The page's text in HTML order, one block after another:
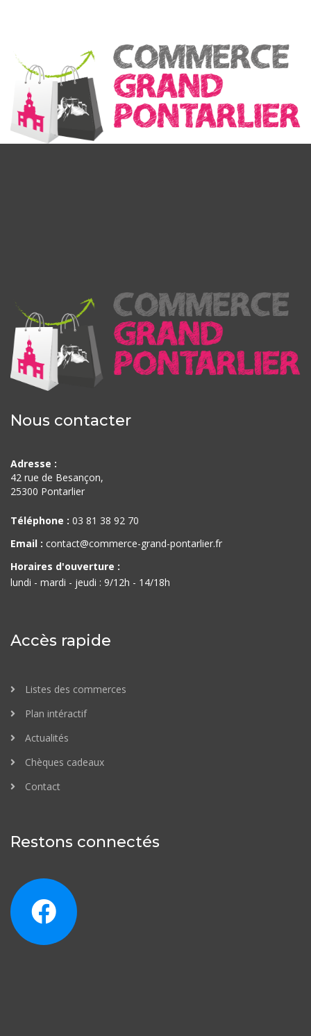
Nous contacter
Adresse :
42 rue de Besançon,
25300 Pontarlier
Téléphone : 03 81 38 92 70
Email : contact@commerce-grand-pontarlier.fr
Horaires d'ouverture :
lundi - mardi - jeudi : 9/12h - 14/18h
Accès rapide
Listes des commerces
Plan intéractif
Actualités
Chèques cadeaux
Contact
Restons connectés